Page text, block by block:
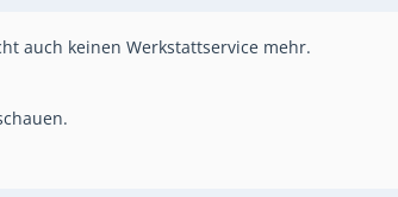
auch keinen Werkstattservice mehr.